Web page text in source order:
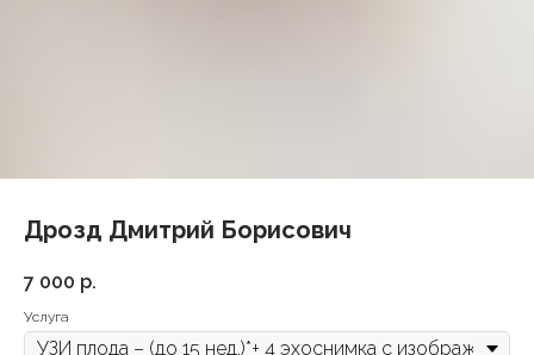
Дрозд Дмитрий Борисович
7 000 р.
Услуга